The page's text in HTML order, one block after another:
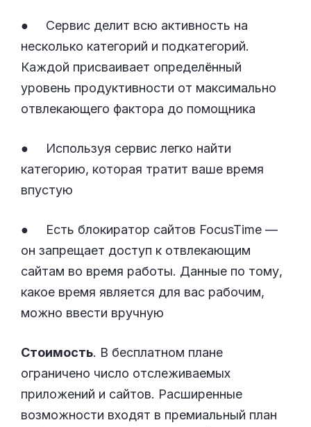
● Сервис делит всю активность на
несколько категорий и подкатегорий.
Каждой присваивает определённый
уровень продуктивности от максимально
отвлекающего фактора до помощника
● Используя сервис легко найти
категорию, которая тратит ваше время
впустую
● Есть блокиратор сайтов FocusTime —
он запрещает доступ к отвлекающим
сайтам во время работы. Данные по тому,
какое время является для вас рабочим,
можно ввести вручную
Стоимость. В бесплатном плане
ограничено число отслеживаемых
приложений и сайтов. Расширенные
возможности входят в премиальный план